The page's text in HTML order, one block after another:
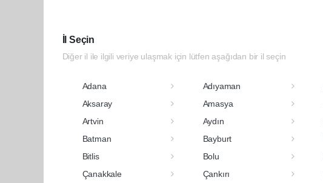
İl Seçin
Diğer il ile ilgili veriye ulaşmak için lütfen aşağıdan bir il seçin
Adana Adıyaman
Aksaray
Amasya
Artvin
Aydın
Batman
Bayburt
Bitlis
Bolu
Çanakkale
Çankırı